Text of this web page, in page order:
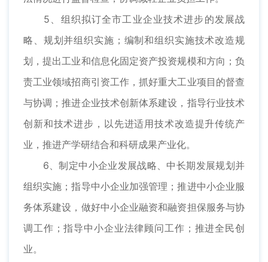
5、组织拟订全市工业企业技术进步的发展战
略、规划并组织实施；编制和组织实施技术改造规
划，提出工业和信息化固定资产投资规模和方向；负
责工业领域招商引资工作，抓好重大工业项目的督查
与协调；推进企业技术创新体系建设，指导行业技术
创新和技术进步，以先进适用技术改造提升传统产
业，推进产学研结合和科研成果产业化。
6、制定中小企业发展战略、中长期发展规划并
组织实施；指导中小企业加强管理；推进中小企业服
务体系建设，做好中小企业融资和融资担保服务与协
调工作；指导中小企业法律顾问工作；推进全民创
业。